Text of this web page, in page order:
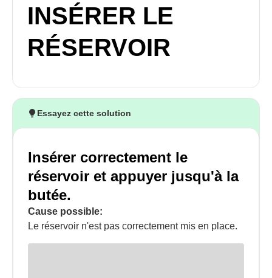
INSÉRER LE
RÉSERVOIR
Essayez cette solution
Insérer correctement le
réservoir et appuyer jusqu'à la
butée.
Cause possible:
Le réservoir n'est pas correctement mis en place.